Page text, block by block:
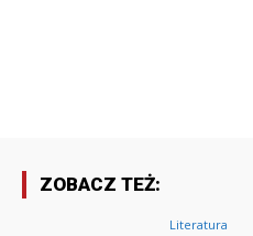
ZOBACZ TEŻ:
Literatura